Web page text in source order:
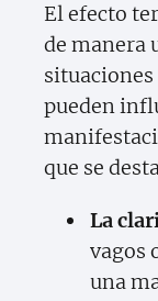
El efecto
de manera
situaciones
pueden
que se
La
vagos
una